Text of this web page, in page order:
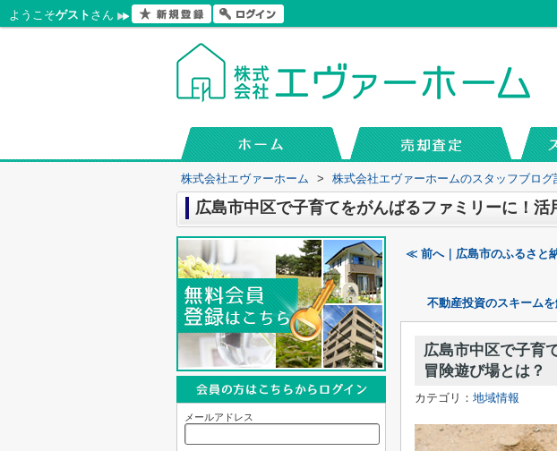
ようこそゲスト さん
株式会社エヴァーホーム > 株式会社エヴァーホームのスタッフブログ
広島市中区で子育てをがんばるファミリーに！活
≪ 前へ｜広島市のふるさと
不動産投資のスキーム
広島市中区で子育
冒険遊び場とは？
カテゴリ： 地域情報
メールアドレス